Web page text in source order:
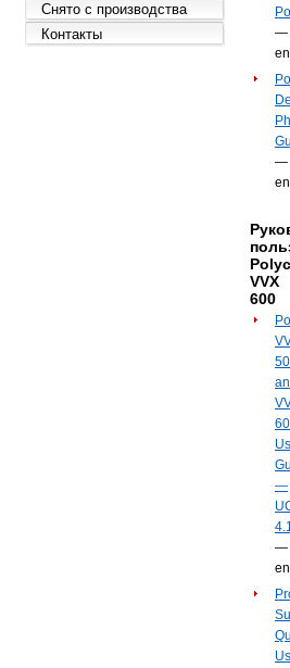
Снято с производства
Контакты
—
—
VVX
600
—
—